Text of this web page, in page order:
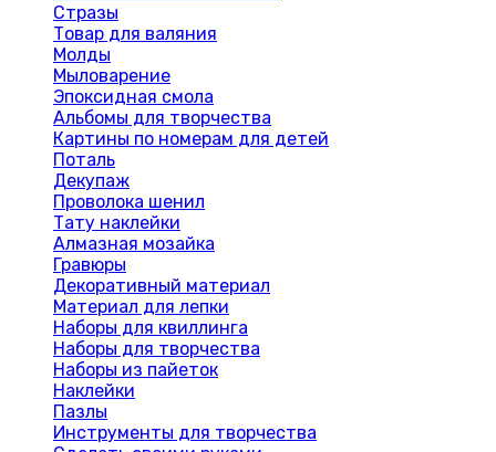
Стразы
Товар для валяния
Молды
Мыловарение
Эпоксидная смола
Альбомы для творчества
Картины по номерам для детей
Поталь
Декупаж
Проволока шенил
Тату наклейки
Алмазная мозайка
Гравюры
Декоративный материал
Материал для лепки
Наборы для квиллинга
Наборы для творчества
Наборы из пайеток
Наклейки
Пазлы
Инструменты для творчества